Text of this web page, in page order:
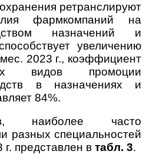
ретранслируют
фармкомпаний на
назначений и
увеличению
2023 г., коэффициент
видов промоции
в назначениях и
84%.
наиболее часто
разных специальностей
представлен в табл. 3.